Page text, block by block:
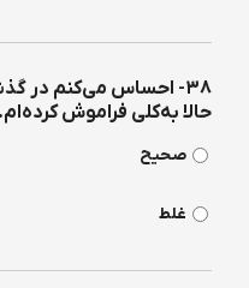
۳۸- احساس می‌كنم در
حالا به‌كلی فراموش كرده‌ام.
صحیح
غلط